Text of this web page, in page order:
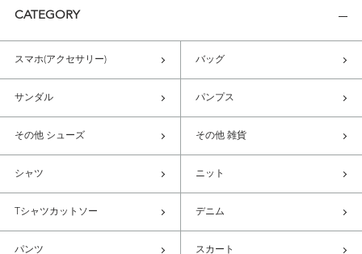
CATEGORY
スマホ(アクセサリー) バッグ
サンダル パンプス
その他 シューズ その他 雑貨
シャツ ニット
Tシャツカットソー デニム
パンツ スカート